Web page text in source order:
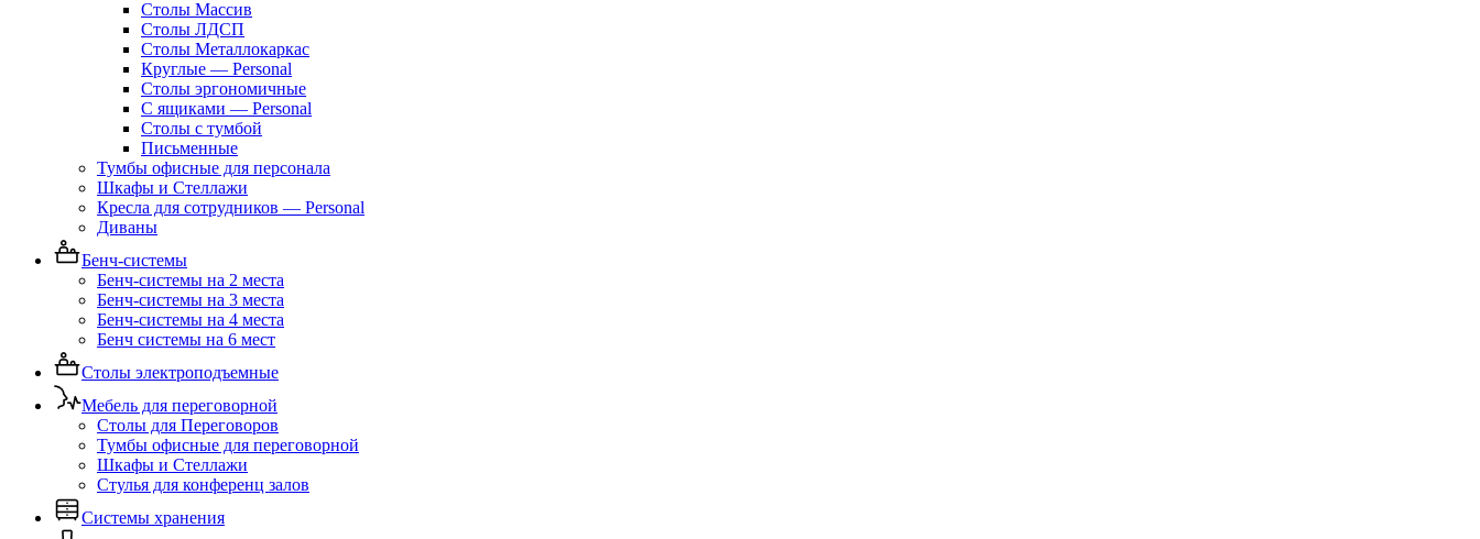
Столы Массив
Столы ЛДСП
Столы Металлокаркас
Круглые — Personal
Столы эргономичные
С ящиками — Personal
Столы с тумбой
Письменные
Тумбы офисные для персонала
Шкафы и Стеллажи
Кресла для сотрудников — Personal
Диваны
Бенч-системы
Бенч-системы на 2 места
Бенч-системы на 3 места
Бенч-системы на 4 места
Бенч системы на 6 мест
Столы электроподъемные
Мебель для переговорной
Столы для Переговоров
Тумбы офисные для переговорной
Шкафы и Стеллажи
Стулья для конференц залов
Системы хранения